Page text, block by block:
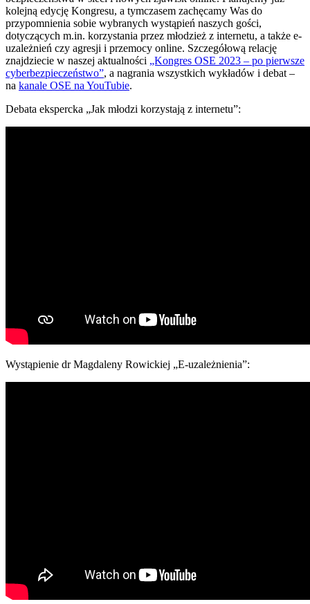
kolejną edycję Kongresu, a tymczasem zachęcamy Was do
przypomnienia sobie wybranych wystąpień naszych gości,
dotyczących m.in. korzystania przez młodzież z internetu, a także e-
uzależnień czy agresji i przemocy online. Szczegółową relację
znajdziecie w naszej aktualności „Kongres OSE 2023 – po pierwsze
cyberbezpieczeństwo”, a nagrania wszystkich wykładów i debat –
na kanale OSE na YouTubie.
Debata ekspercka „Jak młodzi korzystają z internetu”:
Wystąpienie dr Magdaleny Rowickiej „E-uzależnienia”: